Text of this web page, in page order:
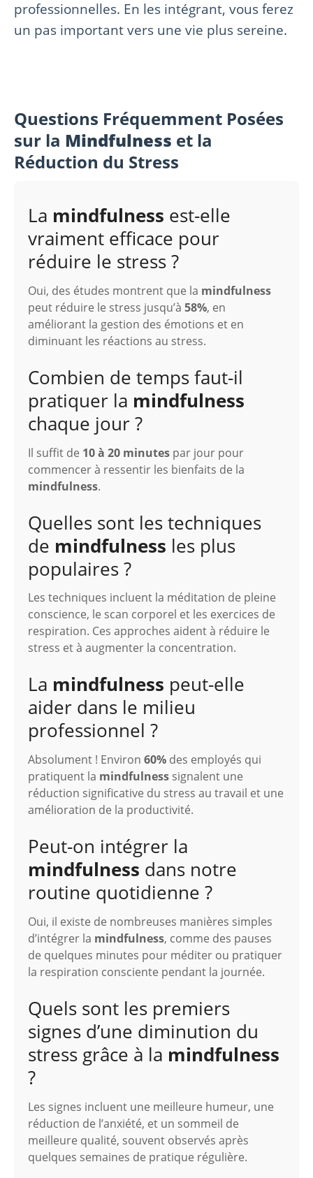
professionnelles. En les intégrant, vous ferez
un pas important vers une vie plus sereine.
Questions Fréquemment Posées
sur la Mindfulness et la
Réduction du Stress
La mindfulness est-elle
vraiment efficace pour
réduire le stress ?
Oui, des études montrent que la mindfulness
peut réduire le stress jusqu’à 58%, en
améliorant la gestion des émotions et en
diminuant les réactions au stress.
Combien de temps faut-il
pratiquer la mindfulness
chaque jour ?
Il suffit de 10 à 20 minutes par jour pour
commencer à ressentir les bienfaits de la
mindfulness.
Quelles sont les techniques
de mindfulness les plus
populaires ?
Les techniques incluent la méditation de pleine
conscience, le scan corporel et les exercices de
respiration. Ces approches aident à réduire le
stress et à augmenter la concentration.
La mindfulness peut-elle
aider dans le milieu
professionnel ?
Absolument ! Environ 60% des employés qui
pratiquent la mindfulness signalent une
réduction significative du stress au travail et une
amélioration de la productivité.
Peut-on intégrer la
mindfulness dans notre
routine quotidienne ?
Oui, il existe de nombreuses manières simples
d’intégrer la mindfulness, comme des pauses
de quelques minutes pour méditer ou pratiquer
la respiration consciente pendant la journée.
Quels sont les premiers
signes d’une diminution du
stress grâce à la mindfulness
?
Les signes incluent une meilleure humeur, une
réduction de l’anxiété, et un sommeil de
meilleure qualité, souvent observés après
quelques semaines de pratique régulière.